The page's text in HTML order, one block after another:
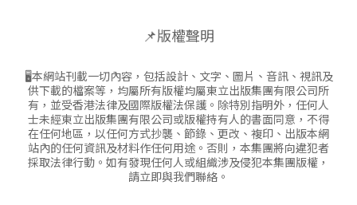
📌版權聲明
🖥本網站刊載一切內容，包括設計、文字、圖片、音訊、視訊及
供下載的檔案等，均屬所有版權均屬東立出版集團有限公司所
有，並受香港法律及國際版權法保護。除特別指明外，任何人
士未經東立出版集團有限公司或版權持有人的書面同意，不得
在任何地區，以任何方式抄襲、節錄、更改、複印、出版本網
站內的任何資訊及材料作任何用途。否則，本集團將向違犯者
採取法律行動。如有發現任何人或組織涉及侵犯本集團版權，
請立即與我們聯絡。